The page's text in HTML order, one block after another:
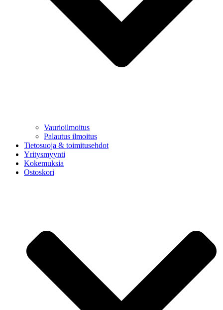
Vaurioilmoitus
Palautus ilmoitus
Tietosuoja & toimitusehdot
Yritysmyynti
Kokemuksia
Ostoskori